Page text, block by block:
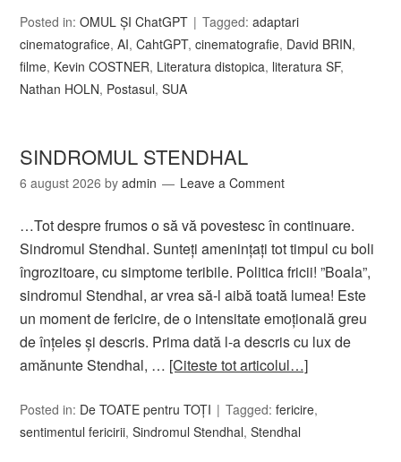
Posted in:OMUL ȘI ChatGPT Tagged:adaptari
cinematografice,AI,CahtGPT,cinematografie, David BRIN,
filme, Kevin COSTNER, Literatura distopica, literatura SF,
Nathan HOLN, Postasul,SUA
SINDROMUL STENDHAL
6 august 2026 byadmin Leave a Comment
…Tot despre frumos o să vă povestesc în continuare.
Sindromul Stendhal. Sunteți amenințați tot timpul cu boli
îngrozitoare, cu simptome teribile. Politica fricii! ”Boala”,
sindromul Stendhal, ar vrea să-l aibă toată lumea! Este
un moment de fericire, de o intensitate emoțională greu
de înțeles și descris. Prima dată l-a descris cu lux de
amănunte Stendhal, … [Citeste tot articolul…]
Posted in: De TOATE pentru TOȚI Tagged:fericire,
sentimentul fericirii,Sindromul Stendhal,Stendhal